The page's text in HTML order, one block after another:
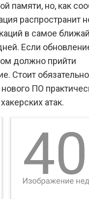
памяти, но, как
распространит
в самое
Если
должно прийти
Стоит
ПО
атак.